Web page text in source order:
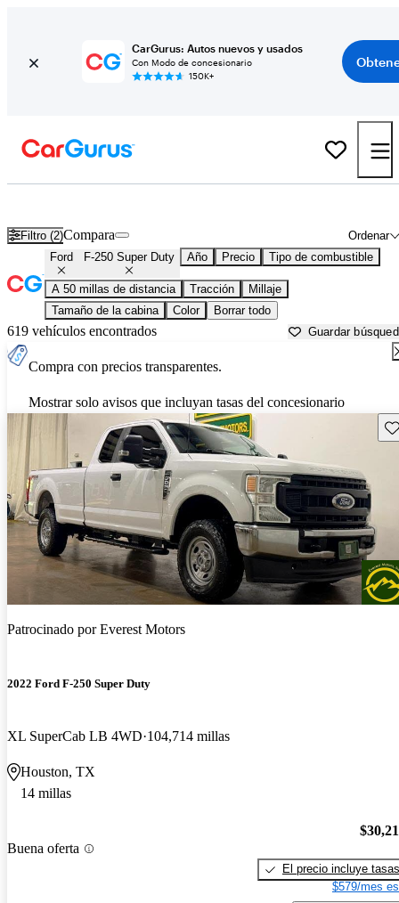
CarGurus: Autos nuevos y usados
Con Modo de concesionario
150K+
Filtro (2) Ordenar
Compara
Ford F-250 Super Duty Año Precio Tipo de combustible
A 50 millas de distancia Tracción
Millaje
Tamaño de la cabina
Color Borrar todo
619 vehículos encontrados Guardar
Compra con precios transparentes.
Mostrar solo avisos que incluyan tasas del concesionario
Patrocinado porEverest Motors
2022 Ford F-250 Super Duty
XL SuperCab LB 4WD 104,714 millas
Houston, TX
14 millas
Buena oferta
El precio incluye tasas
$579/mes